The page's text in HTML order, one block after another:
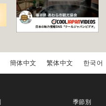
簡体中文 繁体中文 한국어
季節別